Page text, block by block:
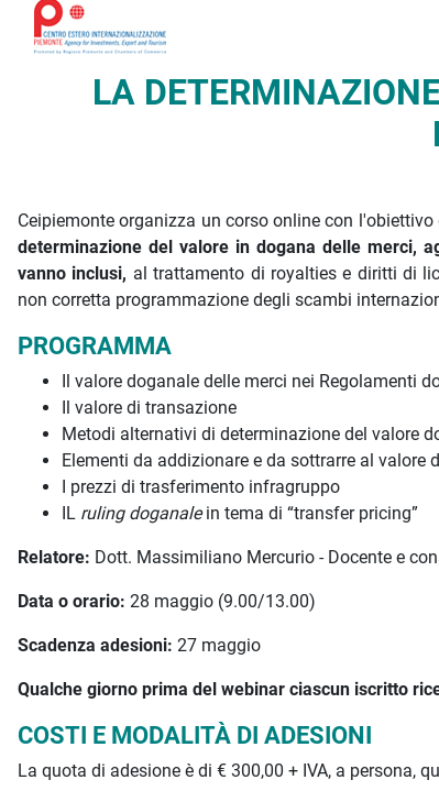
Descrizione iniziativa
LA
Ceipiemonte organizza un corso online con
determinazione del valore in dogana delle merci,
vanno inclusi, al trattamento di royalties e diritti di
non corretta programmazione degli scambi
PROGRAMMA
Il valore doganale delle merci nei Regolamenti
Il valore di transazione
Metodi alternativi di determinazione del valore
Elementi da addizionare e da sottrarre al valore
I prezzi di trasferimento infragruppo
IL ruling doganalein tema di “transfer pricing”
Relatore: Dott. Massimiliano Mercurio - Docente e
Data o orario: 28 maggio (9.00/13.00)
Scadenza adesioni: 27 maggio
Qualche giorno prima del webinar ciascun iscritto
COSTI E MODALITÀ DI ADESIONI
La quota di adesione è di € 300,00 + IVA, a persona,